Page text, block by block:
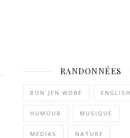
RANDONNÉES
BON JEN WOBÈ ENGLISH
HUMOUR MUSIQUE
MÉDIAS NATURE